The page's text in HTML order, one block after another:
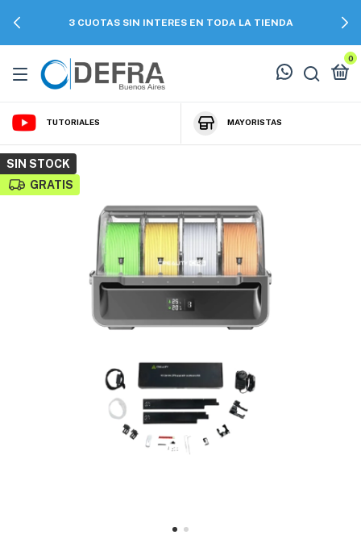
3 CUOTAS SIN INTERES EN TODA LA TIENDA
0
TUTORIALES MAYORISTAS
SIN STOCK
GRATIS